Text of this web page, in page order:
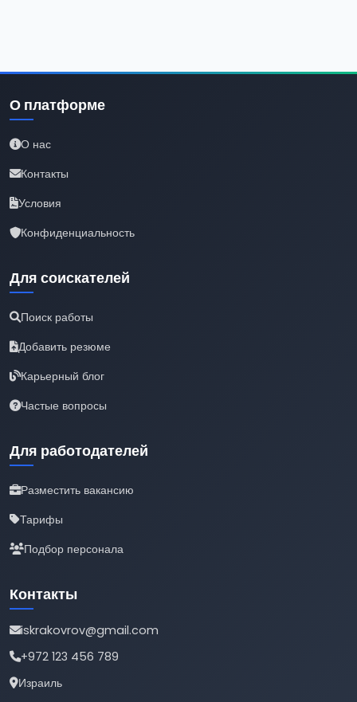
О платформе
О нас
Контакты
Условия
Конфиденциальность
Для соискателей
Поиск работы
Добавить резюме
Карьерный блог
Частые вопросы
Для работодателей
Разместить вакансию
Тарифы
Подбор персонала
Контакты
iskrakovrov@gmail.com
+972 123 456 789
Израиль